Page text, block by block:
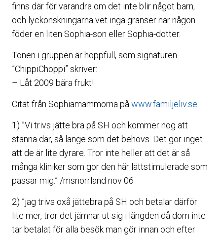
finns där för varandra om det inte blir något barn,
och lyckönskningarna vet inga gränser när någon
föder en liten Sophia-son eller Sophia-dotter.
Tonen i gruppen är hoppfull, som signaturen
”ChippiChoppi” skriver:
– Låt 2009 bära frukt!
Citat från Sophiamammorna på www.familjeliv.se:
1) ”Vi trivs jätte bra på SH och kommer nog att
stanna där, så länge som det behövs. Det gör inget
att de är lite dyrare. Tror inte heller att det är så
många kliniker som gör den här lättstimulerade som
passar mig.” /msnorrland nov 06
2) ”jag trivs oxå jättebra på SH och betalar därför
lite mer, tror det jämnar ut sig i längden då dom inte
tar betalat för alla besök man gör innan och efter